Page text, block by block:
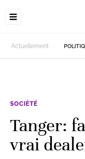
Actuellement
SOCIÉTÉ
Tanger:
vrai